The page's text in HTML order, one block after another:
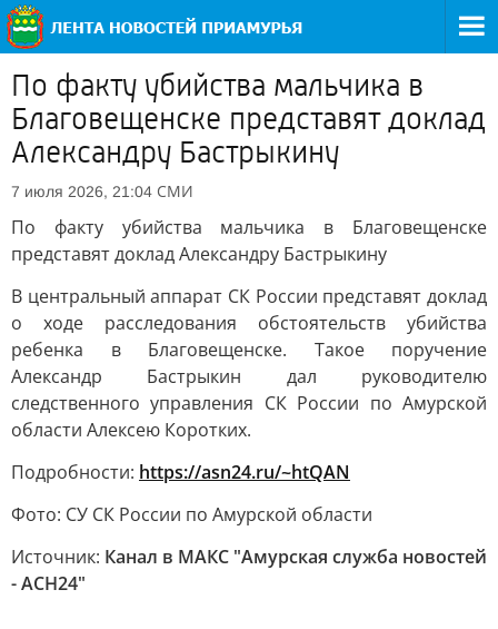
По факту убийства мальчика в
Благовещенске представят доклад
Александру Бастрыкину
7 июля 2026, 21:04 СМИ
По факту убийства мальчика в Благовещенске
представят доклад Александру Бастрыкину
В центральный аппарат СК России представят доклад
о ходе расследования обстоятельств убийства
ребенка в Благовещенске. Такое поручение
Александр Бастрыкин дал руководителю
следственного управления СК России по Амурской
области Алексею Коротких.
Подробности: https://asn24.ru/~htQAN
Фото: СУ СК России по Амурской области
Источник: Канал в МАКС "Амурская служба новостей
- АСН24"